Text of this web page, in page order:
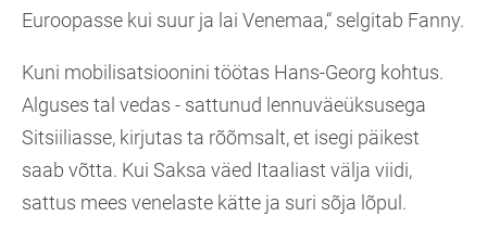
Euroopasse kui suur ja lai Venemaa,“ selgitab Fanny.
Kuni mobilisatsioonini töötas Hans-Georg kohtus.
Alguses tal vedas - sattunud lennuväeüksusega
Sitsiiliasse, kirjutas ta rõõmsalt, et isegi päikest
saab võtta. Kui Saksa väed Itaaliast välja viidi,
sattus mees venelaste kätte ja suri sõja lõpul.